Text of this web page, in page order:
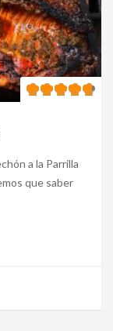
a la Parrilla
que saber